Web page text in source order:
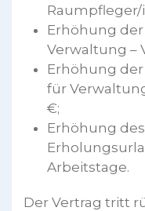
Raumpfleger/
Erhöhung
Verwaltung –
Erhöhung
für
€;
Erhöhung
Arbeitstage.
Der Vertrag tritt